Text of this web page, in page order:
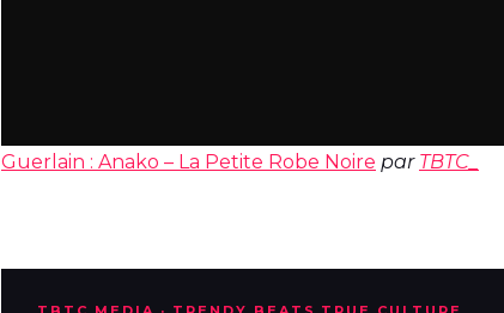
Guerlain : Anako – La Petite Robe Noire par TBTC_